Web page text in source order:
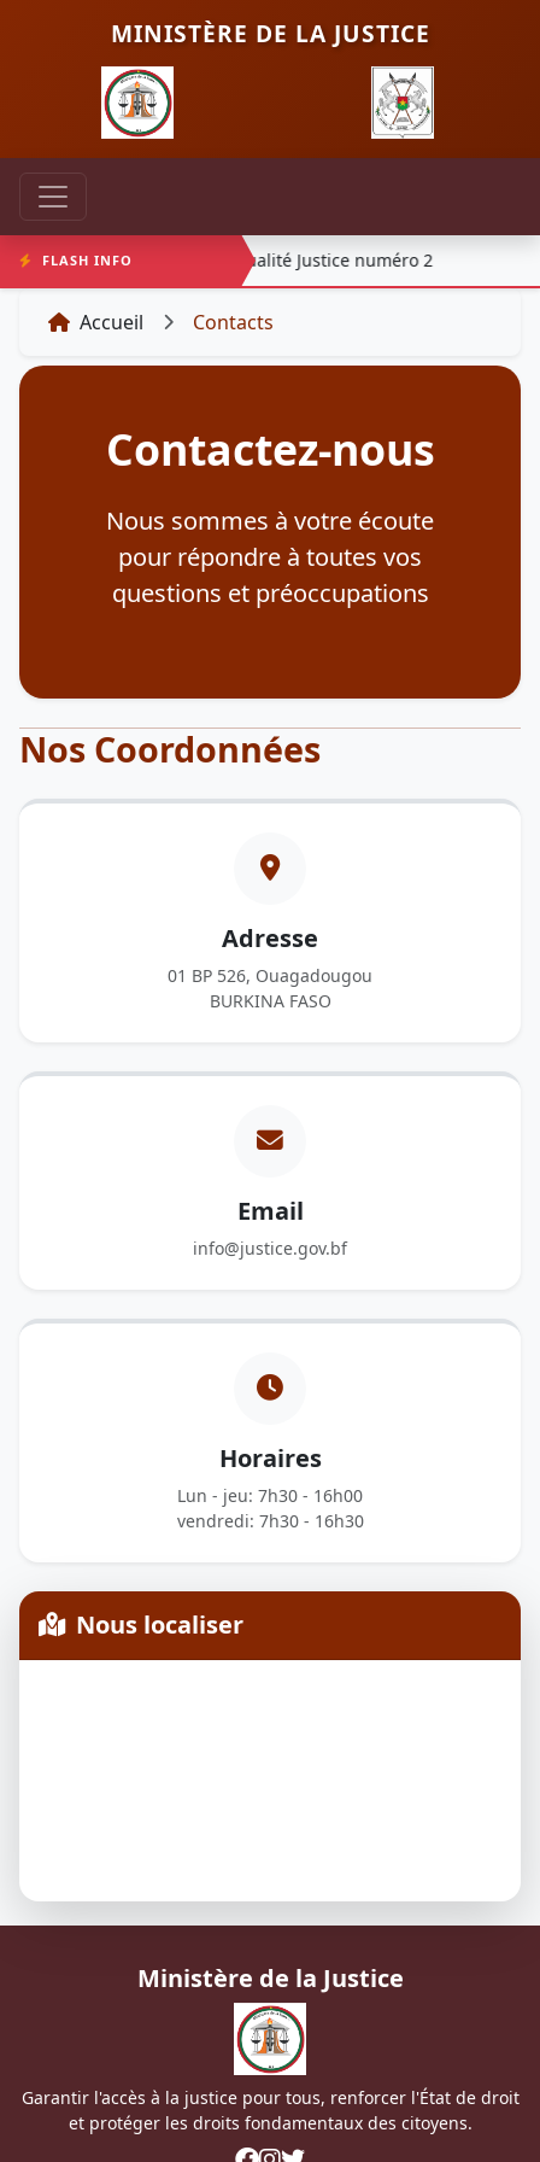
MINISTÈRE DE LA JUSTICE
FLASH INFO
1 Actualité Justice numéro 2
Accueil Contacts
Contactez-nous
Nous sommes à votre écoute
pour répondre à toutes vos
questions et préoccupations
Nos Coordonnées
Adresse
01 BP 526, Ouagadougou
BURKINA FASO
Email
info@justice.gov.bf
Horaires
Lun - jeu: 7h30 - 16h00
vendredi: 7h30 - 16h30
Nous localiser
Ministère de la Justice
Garantir l'accès à la justice pour tous, renforcer l'État de droit
et protéger les droits fondamentaux des citoyens.